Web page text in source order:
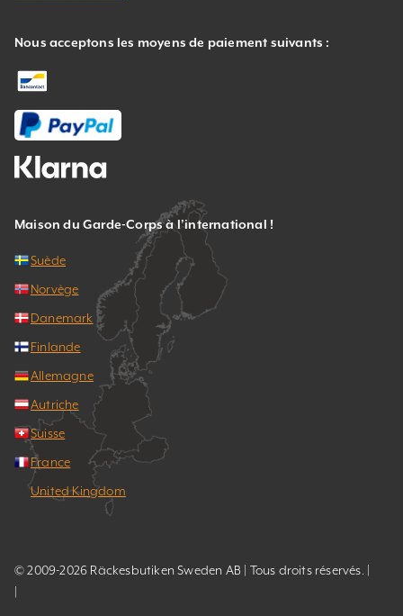
Nous acceptons les moyens de paiement suivants :
Maison du Garde-Corps à l’international !
Suède
Norvège
Danemark
Finlande
Allemagne
Autriche
Suisse
France
United Kingdom
© 2009-2026 Räckesbutiken Sweden AB | Tous droits réservés. |
|